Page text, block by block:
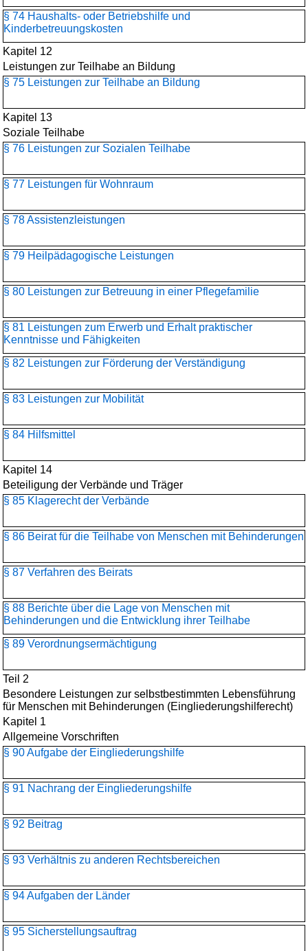
§ 74 Haushalts- oder Betriebshilfe und
Kinderbetreuungskosten
Kapitel 12
Leistungen zur Teilhabe an Bildung
§ 75 Leistungen zur Teilhabe an Bildung
Kapitel 13
Soziale Teilhabe
§ 76 Leistungen zur Sozialen Teilhabe
§ 77 Leistungen für Wohnraum
§ 78 Assistenzleistungen
§ 79 Heilpädagogische Leistungen
§ 80 Leistungen zur Betreuung in einer Pflegefamilie
§ 81 Leistungen zum Erwerb und Erhalt praktischer
Kenntnisse und Fähigkeiten
§ 82 Leistungen zur Förderung der Verständigung
§ 83 Leistungen zur Mobilität
§ 84 Hilfsmittel
Kapitel 14
Beteiligung der Verbände und Träger
§ 85 Klagerecht der Verbände
§ 86 Beirat für die Teilhabe von Menschen mit Behinderungen
§ 87 Verfahren des Beirats
§ 88 Berichte über die Lage von Menschen mit
Behinderungen und die Entwicklung ihrer Teilhabe
§ 89 Verordnungsermächtigung
Teil 2
Besondere Leistungen zur selbstbestimmten Lebensführung
für Menschen mit Behinderungen (Eingliederungshilferecht)
Kapitel 1
Allgemeine Vorschriften
§ 90 Aufgabe der Eingliederungshilfe
§ 91 Nachrang der Eingliederungshilfe
§ 92 Beitrag
§ 93 Verhältnis zu anderen Rechtsbereichen
§ 94 Aufgaben der Länder
§ 95 Sicherstellungsauftrag